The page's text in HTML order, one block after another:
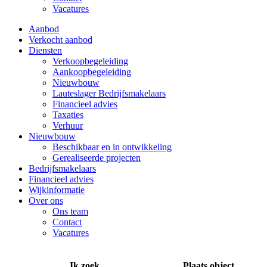
Vacatures
Aanbod
Verkocht aanbod
Diensten
Verkoopbegeleiding
Aankoopbegeleiding
Nieuwbouw
Lauteslager Bedrijfsmakelaars
Financieel advies
Taxaties
Verhuur
Nieuwbouw
Beschikbaar en in ontwikkeling
Gerealiseerde projecten
Bedrijfsmakelaars
Financieel advies
Wijkinformatie
Over ons
Ons team
Contact
Vacatures